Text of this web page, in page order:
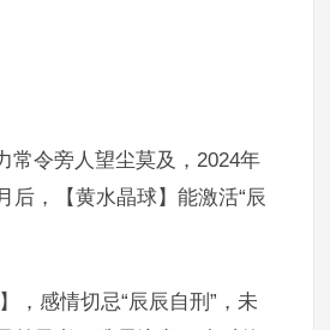
常令旁人望尘莫及，2024年
后，【黄水晶球】能激活“辰
，感情切忌“辰辰自刑”，未